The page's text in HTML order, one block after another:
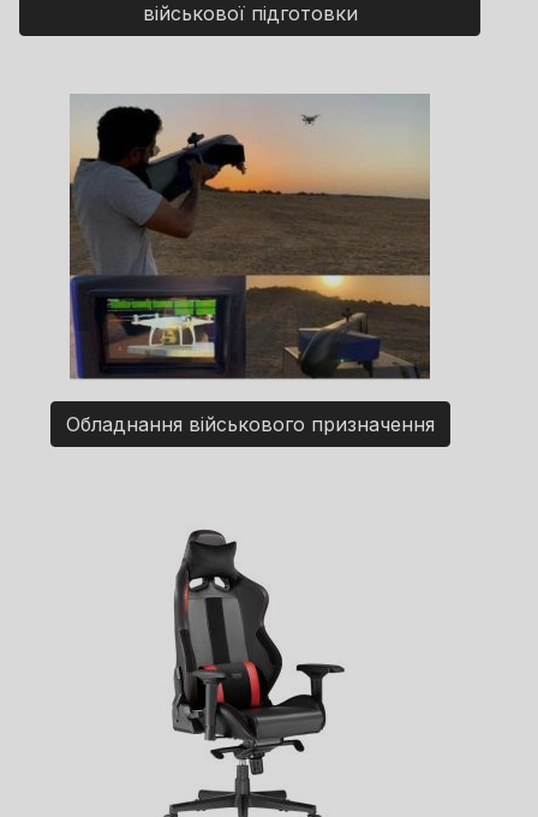
військової підготовки
Обладнання військового призначення